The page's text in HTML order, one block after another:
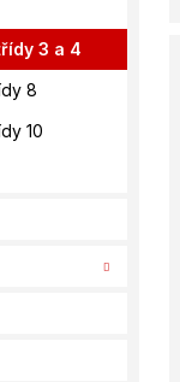
3 a 4
8
10